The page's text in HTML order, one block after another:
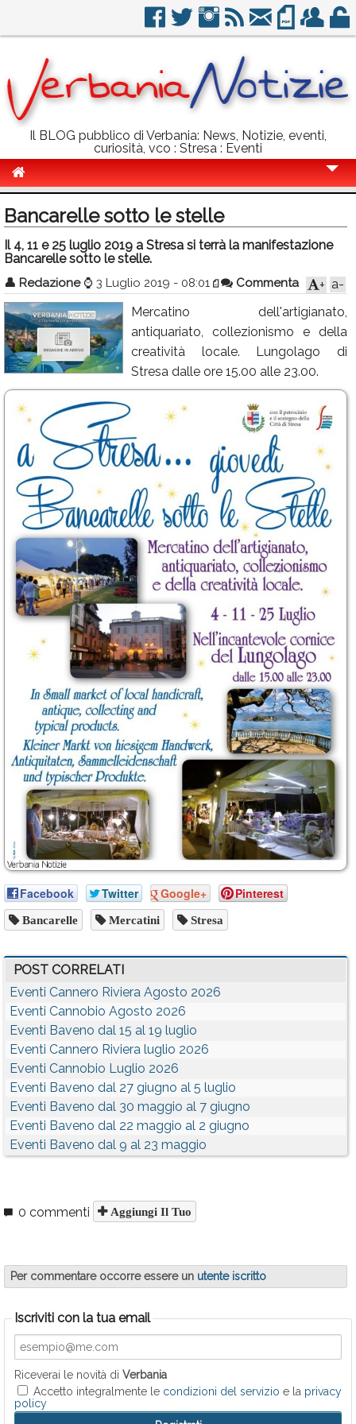
Il BLOG pubblico di Verbania: News, Notizie, eventi,
curiosità, vco : Stresa : Eventi
Politica
Sport
Eventi
Info Utili
Rubriche
Calendario
Annunci
Bancarelle sotto le stelle
Il 4, 11 e 25 luglio 2019 a Stresa si terrà la manifestazione
Bancarelle sotto le stelle.
👤 Redazione ⌚ 3 Luglio 2019 - 08:01 Commenta a-
+
Mercatino dell'artigianato,
antiquariato, collezionismo e della
creatività locale. Lungolago di
Stresa dalle ore 15.00 alle 23.00.
Facebook Twitter Google+ Pinterest
Bancarelle Mercatini Stresa
POST CORRELATI
Eventi Cannero Riviera Agosto 2026
Eventi Cannobio Agosto 2026
Eventi Baveno dal 15 al 19 luglio
Eventi Cannero Riviera luglio 2026
Eventi Cannobio Luglio 2026
Eventi Baveno dal 27 giugno al 5 luglio
Eventi Baveno dal 30 maggio al 7 giugno
Eventi Baveno dal 22 maggio al 2 giugno
Eventi Baveno dal 9 al 23 maggio
0 commenti Aggiungi Il Tuo
Per commentare occorre essere un utente iscritto
Iscriviti con la tua email
Riceverai le novità di Verbania
Accetto integralmente le condizioni del servizio e la privacy
policy